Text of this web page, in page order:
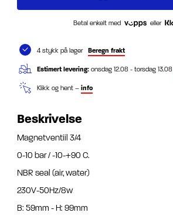
Betal enkelt med eller
4 stykk på lager Beregn frakt
Estimert levering: onsdag 12.08 - torsdag 13.08
Klikk og hent – info
Beskrivelse
Magnetventiil 3/4
0-10 bar / -10-+90 C.
NBR seal (air, water)
230V-50Hz/8w
B: 59mm - H: 99mm